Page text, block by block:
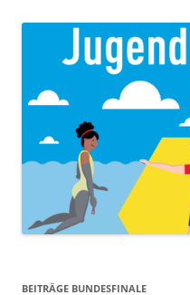
BEITRÄGE BUNDESFINALE